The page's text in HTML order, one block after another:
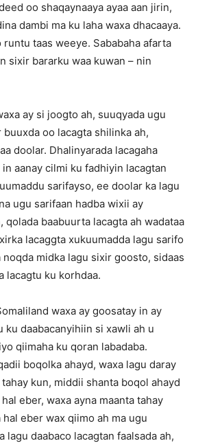
oo shaqaynaaya ayaa aan jirin,
dambi ma ku laha waxa dhacaaya.
runtu taas weeye. Sababaha afarta
sixir bararku waa kuwan – nin
ay si joogto ah, suuqyada ugu
buuxda oo lacagta shilinka ah,
doolar. Dhalinyarada lacagaha
aanay cilmi ku fadhiyin lacagtan
sarifayso, ee doolar ka lagu
ugu sarifaan hadba wixii ay
qolada baabuurta lacagta ah wadataa
lacaggta xukuumadda lagu sarifo
noqda midka lagu sixir goosto, sidaas
lacagtu ku korhdaa.
waxa ay goosatay in ay
ku daabacanyihiin si xawli ah u
qiimaha ku qoran labadaba.
boqolka ahayd, waxa lagu daray
kun, middii shanta boqol ahayd
eber, waxa ayna maanta tahay
eber wax qiimo ah ma ugu
lagu daabaco lacagtan faalsada ah,